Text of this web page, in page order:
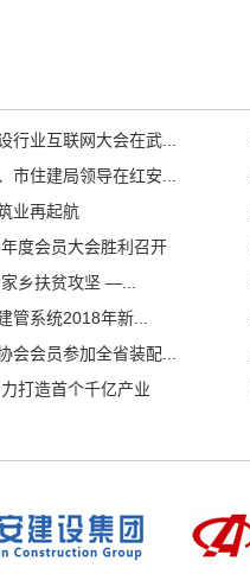
行业互联网大会在武...
市住建局领导在红安...
业再起航
度会员大会胜利召开
乡扶贫攻坚 —...
管系统2018年新...
会会员参加全省装配...
打造首个千亿产业